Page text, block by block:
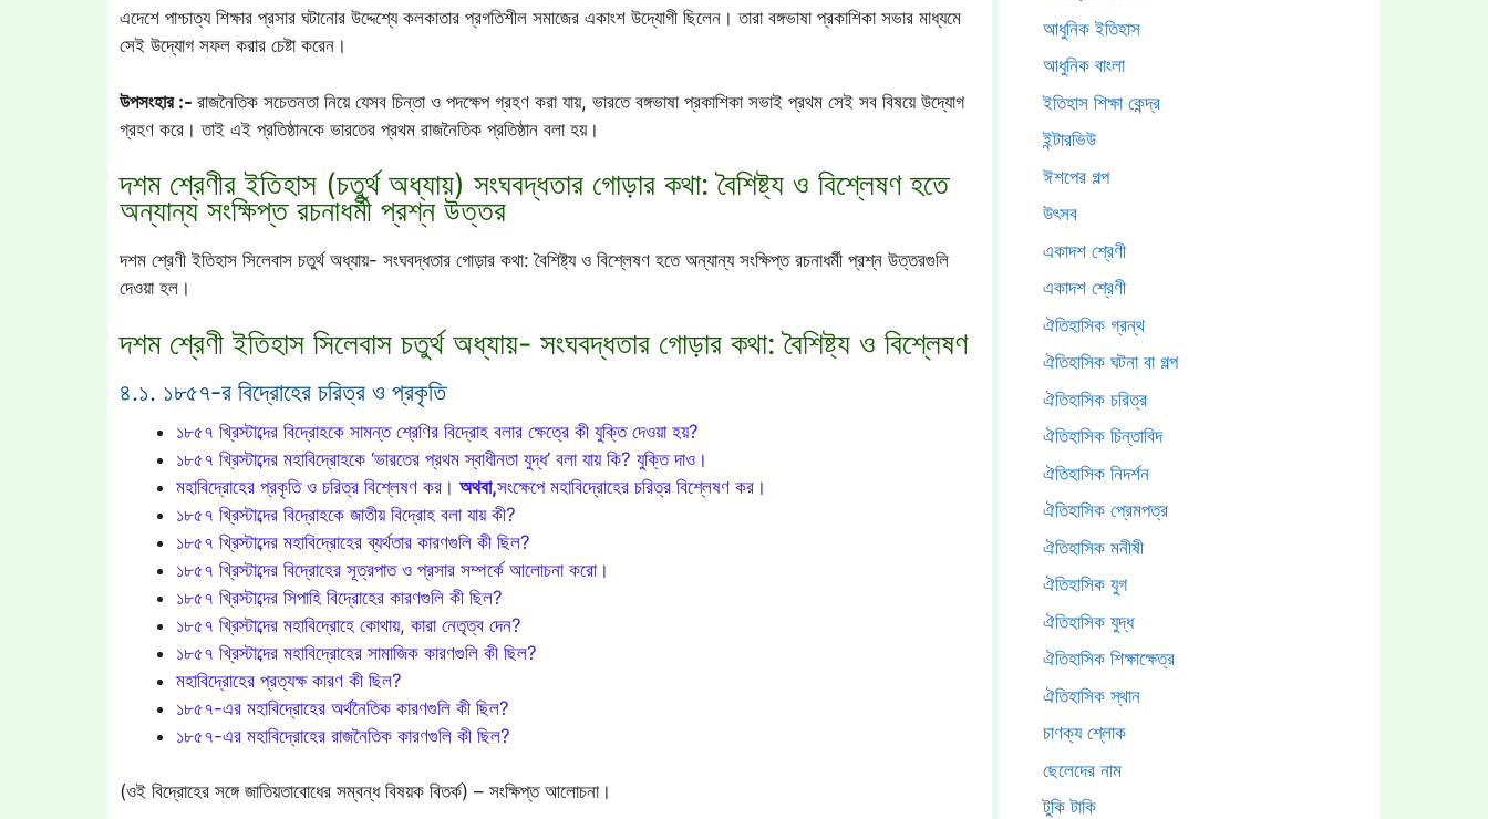
এদেশে পাশ্চাত্য শিক্ষার প্রসার ঘটানোর উদ্দেশ্যে কলকাতার প্রগতিশীল সমাজের একাংশ উদ্যোগী ছিলেন। তারা বঙ্গভাষা প্রকাশিকা সভার মাধ্যমে
সেই উদ্যোগ সফল করার চেষ্টা করেন।
উপসংহার :- রাজনৈতিক সচেতনতা নিয়ে যেসব চিন্তা ও পদক্ষেপ গ্রহণ করা যায়, ভারতে বঙ্গভাষা প্রকাশিকা সভাই প্রথম সেই সব বিষয়ে উদ্যোগ
গ্রহণ করে। তাই এই প্রতিষ্ঠানকে ভারতের প্রথম রাজনৈতিক প্রতিষ্ঠান বলা হয়।
দশম শ্রেণীর ইতিহাস (চতুর্থ অধ্যায়) সংঘবদ্ধতার গোড়ার কথা: বৈশিষ্ট্য ও বিশ্লেষণ হতে
অন্যান্য সংক্ষিপ্ত রচনাধর্মী প্রশ্ন উত্তর
দশম শ্রেণী ইতিহাস সিলেবাস চতুর্থ অধ্যায়- সংঘবদ্ধতার গোড়ার কথা: বৈশিষ্ট্য ও বিশ্লেষণ হতে অন্যান্য সংক্ষিপ্ত রচনাধর্মী প্রশ্ন উত্তরগুলি
দেওয়া হল।
দশম শ্রেণী ইতিহাস সিলেবাস চতুর্থ অধ্যায়- সংঘবদ্ধতার গোড়ার কথা: বৈশিষ্ট্য ও বিশ্লেষণ
৪.১. ১৮৫৭-র বিদ্রোহের চরিত্র ও প্রকৃতি
১৮৫৭ খ্রিস্টাব্দের বিদ্রোহকে সামন্ত শ্রেণির বিদ্রোহ বলার ক্ষেত্রে কী যুক্তি দেওয়া হয়?
১৮৫৭ খ্রিস্টাব্দের মহাবিদ্রোহকে ‘ভারতের প্রথম স্বাধীনতা যুদ্ধ’ বলা যায় কি? যুক্তি দাও।
মহাবিদ্রোহের প্রকৃতি ও চরিত্র বিশ্লেষণ কর। অথবা,সংক্ষেপে মহাবিদ্রোহের চরিত্র বিশ্লেষণ কর।
১৮৫৭ খ্রিস্টাব্দের বিদ্রোহকে জাতীয় বিদ্রোহ বলা যায় কী?
১৮৫৭ খ্রিস্টাব্দের মহাবিদ্রোহের ব্যর্থতার কারণগুলি কী ছিল?
১৮৫৭ খ্রিস্টাব্দের বিদ্রোহের সূত্রপাত ও প্রসার সম্পর্কে আলোচনা করো।
১৮৫৭ খ্রিস্টাব্দের সিপাহি বিদ্রোহের কারণগুলি কী ছিল?
১৮৫৭ খ্রিস্টাব্দের মহাবিদ্রোহে কোথায়, কারা নেতৃত্ব দেন?
১৮৫৭ খ্রিস্টাব্দের মহাবিদ্রোহের সামাজিক কারণগুলি কী ছিল?
মহাবিদ্রোহের প্রত্যক্ষ কারণ কী ছিল?
১৮৫৭-এর মহাবিদ্রোহের অর্থনৈতিক কারণগুলি কী ছিল?
১৮৫৭-এর মহাবিদ্রোহের রাজনৈতিক কারণগুলি কী ছিল?
(ওই বিদ্রোহের সঙ্গে জাতিয়তাবোধের সম্বন্ধ বিষয়ক বিতর্ক) – সংক্ষিপ্ত আলোচনা।
আধুনিক ইতিহাস
আধুনিক বাংলা
ইতিহাস শিক্ষা কেন্দ্র
ইন্টারভিউ
ঈশপের গল্প
উৎসব
একাদশ শ্রেণী
একাদশ শ্রেণী
ঐতিহাসিক গ্রন্থ
ঐতিহাসিক ঘটনা বা গল্প
ঐতিহাসিক চরিত্র
ঐতিহাসিক চিন্তাবিদ
ঐতিহাসিক নিদর্শন
ঐতিহাসিক প্রেমপত্র
ঐতিহাসিক মনীষী
ঐতিহাসিক যুগ
ঐতিহাসিক যুদ্ধ
ঐতিহাসিক শিক্ষাক্ষেত্র
ঐতিহাসিক স্থান
চাণক্য শ্লোক
ছেলেদের নাম
টুকি টাকি